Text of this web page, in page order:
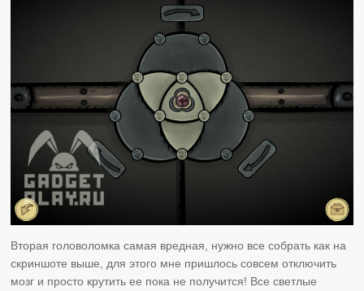
Вторая головоломка самая вредная, нужно все собрать как на
скриншоте выше, для этого мне пришлось совсем отключить
мозг и просто крутить ее пока не получится! Все светлые